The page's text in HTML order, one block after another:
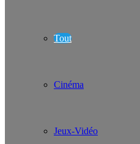
Tout
Cinéma
Jeux-Vidéo